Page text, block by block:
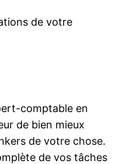
de votre
comptable en
de bien mieux
de votre chose.
de vos tâches